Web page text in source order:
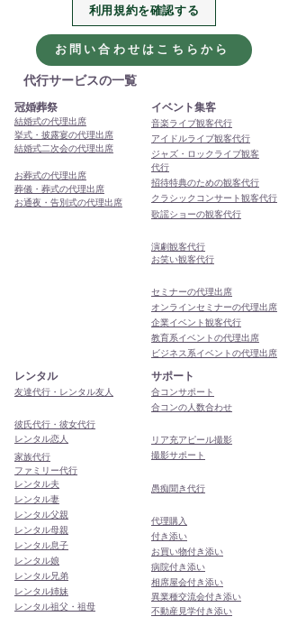
2026年、今年も代行・代
理出席サービスをよろし
くお願いします
利用規約を確認する
お問い合わせはこちらから
代行サービスの一覧
冠婚葬祭
結婚式の代理出席
挙式・披露宴の代理出席
結婚式二次会の代理出席
お葬式の代理出席
葬儀・葬式の代理出席
お通夜・告別式の代理出席
イベント集客
音楽ライブ観客代行
アイドルライブ観客代行
ジャズ・ロックライブ観客
代行
招待特典のための観客代行
クラシックコンサート観客代行
歌謡ショーの観客代行
演劇観客代行
お笑い観客代行
セミナーの代理出席
オンラインセミナーの代理出席
企業イベント観客代行
教育系イベントの代理出席
ビジネス系イベントの代理出席
レンタル
友達代行・レンタル友人
彼氏代行・彼女代行
家族代行
ファミリー代行
レンタル夫
レンタル妻
レンタル父親
レンタル母親
レンタル息子
レンタル娘
レンタル兄弟
レンタル姉妹
レンタル祖父・祖母
レンタル恋人
サポート
合コンサポート
合コンの人数合わせ
リア充アピール撮影
撮影サポート
​愚痴聞き代行
代理購入
付き添い
お買い物付き添い
病院付き添い
相席屋会付き添い
異業種交流会付き添い
​不動産見学付き添い